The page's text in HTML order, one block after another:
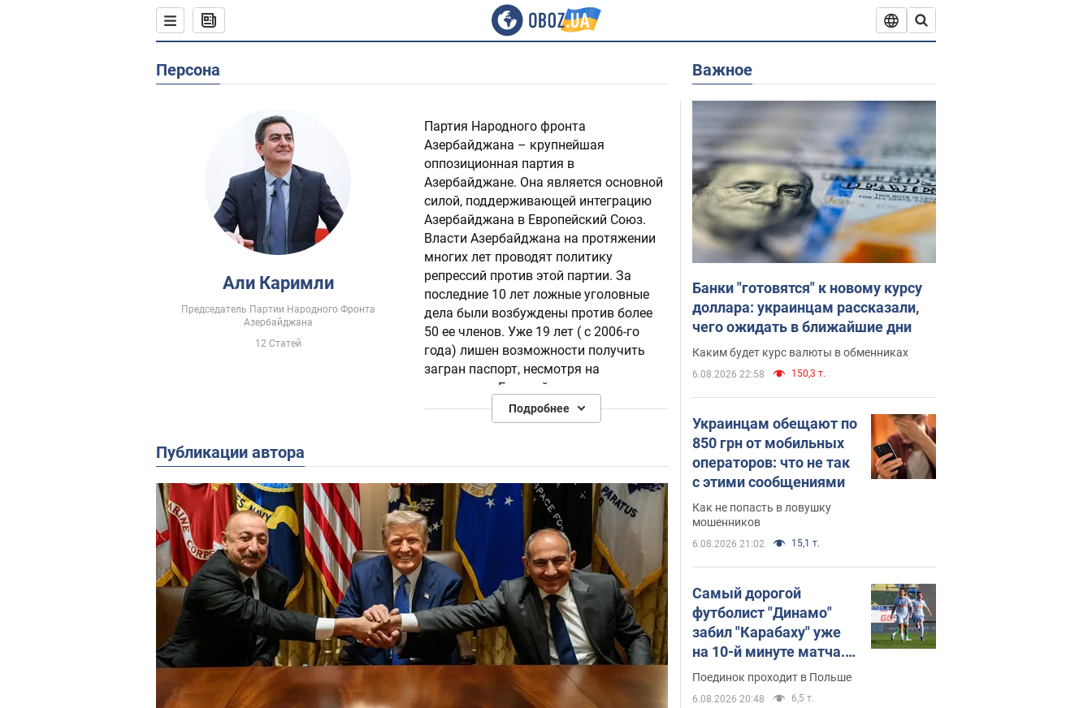
Персона
Али Каримли
Председатель Партии Народного Фронта
Азербайджана
12 Статей
Партия Народного фронта
Азербайджана – крупнейшая
оппозиционная партия в
Азербайджане. Она является основной
силой, поддерживающей интеграцию
Азербайджана в Европейский Союз.
Власти Азербайджана на протяжении
многих лет проводят политику
репрессий против этой партии. За
последние 10 лет ложные уголовные
дела были возбуждены против более
50 ее членов. Уже 19 лет ( с 2006-го
года) лишен возможности получить
загран паспорт, несмотря на
резолюцию Европейского парламента.
Подробнее
Публикации автора
Важное
Банки "готовятся" к новому курсу
доллара: украинцам рассказали,
чего ожидать в ближайшие дни
Каким будет курс валюты в обменниках
6.08.2026 22:58 150,3 т.
Украинцам обещают по
850 грн от мобильных
операторов: что не так
с этими сообщениями
Как не попасть в ловушку
мошенников
6.08.2026 21:02 15,1 т.
Самый дорогой
футболист "Динамо"
забил "Карабаху" уже
на 10-й минуте матча.
Видео
Поединок проходит в Польше
6.08.2026 20:48 6,5 т.